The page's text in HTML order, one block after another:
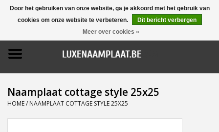
0 Artikelen - €0,00
Home
Promoties
Naamborden
Naamplaat cottage style 25x25
HOME/ NAAMPLAAT COTTAGE STYLE 25X25
Door het gebruiken van onze website, ga je akkoord met het gebruik van
cookies om onze website te verbeteren.
Dit bericht verbergen
Meer over cookies »